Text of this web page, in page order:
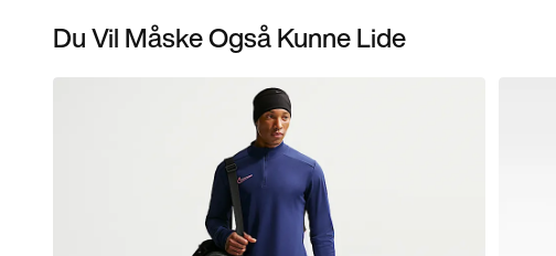
Du Vil Måske Også Kunne Lide